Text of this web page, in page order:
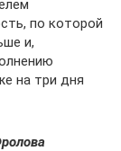
по которой
и,
на три дня